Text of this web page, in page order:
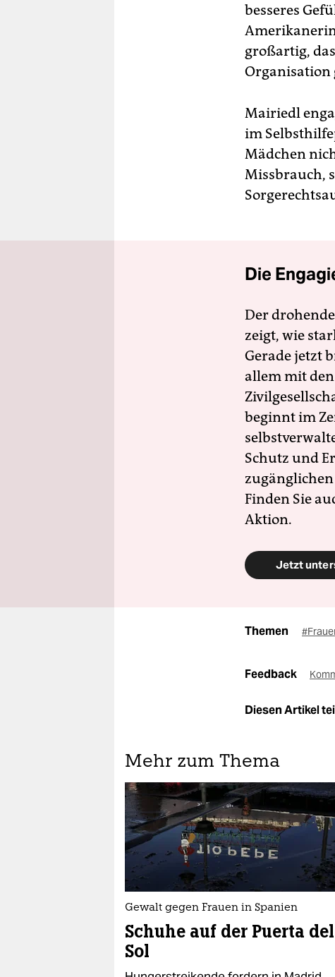
besseres
großartig,
Organisation
Mairiedl
im
Mädchen
Missbrauch,
Die
Der
zeigt, wie
Gerade jetzt
allem mit
beginnt im
Schutz und
Finden Sie
Aktion.
Jetzt
Themen
Feedback
Diesen Artikel
Mehr zum Thema
Gewalt gegen Frauen in Spanien
Schuhe auf der Puerta del
Sol